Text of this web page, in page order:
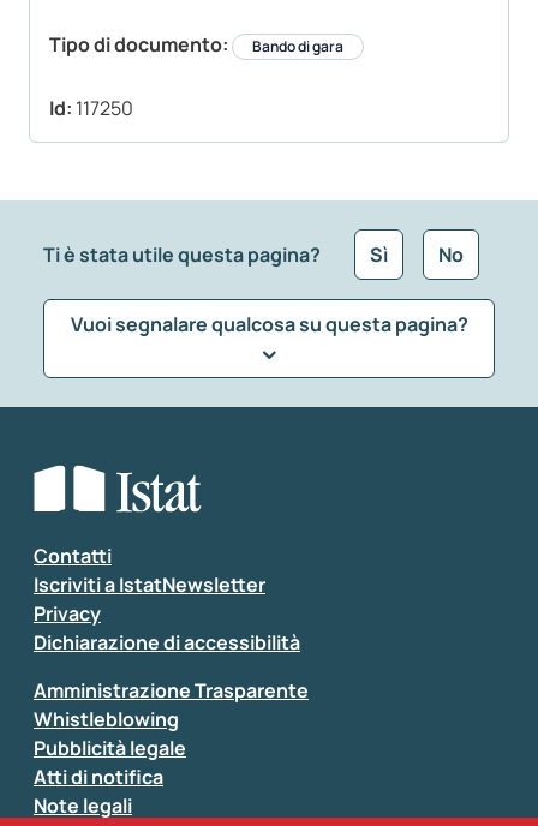
Tipo di documento: Bando di gara
Id: 117250
Ti è stata utile questa pagina? Sì No
Vuoi segnalare qualcosa su questa pagina?
Seleziona la tipologia della segnalazione
Inserisci il tuo commento
Contatti
Iscriviti a IstatNewsletter
Privacy
Dichiarazione di accessibilità
Amministrazione Trasparente
Whistleblowing
Pubblicità legale
Atti di notifica
Note legali